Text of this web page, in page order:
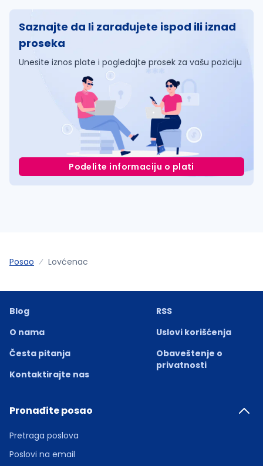
Saznajte da li zarađujete ispod ili iznad
proseka
Unesite iznos plate i pogledajte prosek za vašu poziciju
Podelite informaciju o plati
Posao Lovćenac
Blog
O nama
Česta pitanja
Kontaktirajte nas
RSS
Uslovi korišćenja
Obaveštenje o
privatnosti
Pronađite posao
Pretraga poslova
Poslovi na email